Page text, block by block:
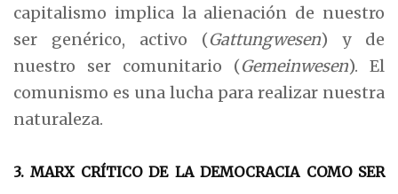
capitalismo implica la alienación de nuestro
ser genérico, activo (Gattungwesen) y de
nuestro ser comunitario (Gemeinwesen). El
comunismo es una lucha para realizar nuestra
naturaleza.
3. MARX CRÍTICO DE LA DEMOCRACIA COMO SER